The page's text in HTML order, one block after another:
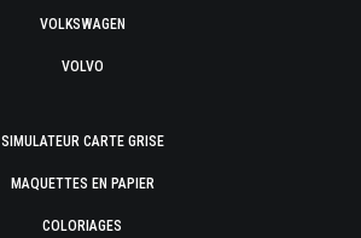
VOLKSWAGEN
VOLVO
SIMULATEUR CARTE GRISE
MAQUETTES EN PAPIER
COLORIAGES